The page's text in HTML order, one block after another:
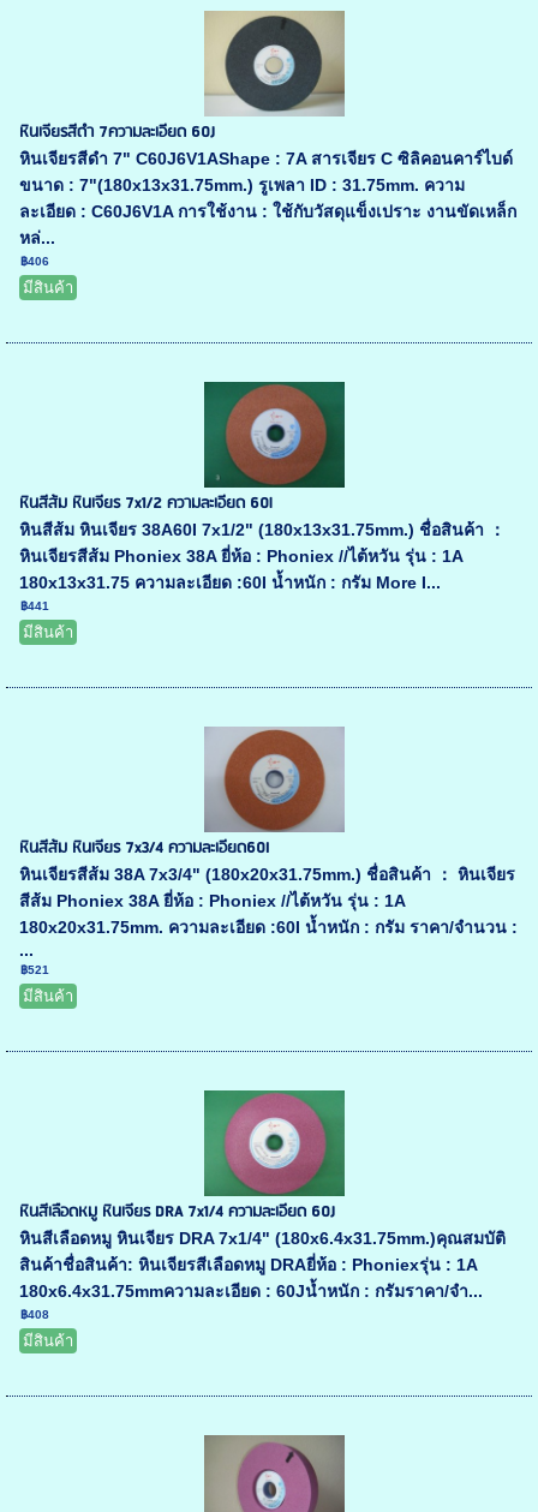
หินเจียรสีดำ 7ความละเอียด 60J
หินเจียรสีดำ 7" C60J6V1AShape : 7A สารเจียร C ซิลิคอนคาร์ไบด์
ขนาด : 7"(180x13x31.75mm.) รูเพลา ID : 31.75mm. ความ
ละเอียด : C60J6V1A การใช้งาน : ใช้กับวัสดุแข็งเปราะ งานขัดเหล็ก
หล่...
฿406
มีสินค้า
หินสีส้ม หินเจียร 7x1/2 ความละเอียด 60l
หินสีส้ม หินเจียร 38A60I 7x1/2" (180x13x31.75mm.) ชื่อสินค้า ：
หินเจียรสีส้ม Phoniex 38A ยี่ห้อ : Phoniex //ไต้หวัน รุ่น : 1A
180x13x31.75 ความละเอียด :60I น้ำหนัก : กรัม More I...
฿441
มีสินค้า
หินสีส้ม หินเจียร 7x3/4 ความละเอียด60I
หินเจียรสีส้ม 38A 7x3/4" (180x20x31.75mm.) ชื่อสินค้า ： หินเจียร
สีส้ม Phoniex 38A ยี่ห้อ : Phoniex //ไต้หวัน รุ่น : 1A
180x20x31.75mm. ความละเอียด :60I น้ำหนัก : กรัม ราคา/จำนวน :
...
฿521
มีสินค้า
หินสีเลือดหมู หินเจียร DRA 7x1/4 ความละเอียด 60J
หินสีเลือดหมู หินเจียร DRA 7x1/4" (180x6.4x31.75mm.)คุณสมบัติ
สินค้าชื่อสินค้า: หินเจียรสีเลือดหมู DRAยี่ห้อ : Phoniexรุ่น : 1A
180x6.4x31.75mmความละเอียด : 60Jน้ำหนัก : กรัมราคา/จำ...
฿408
มีสินค้า